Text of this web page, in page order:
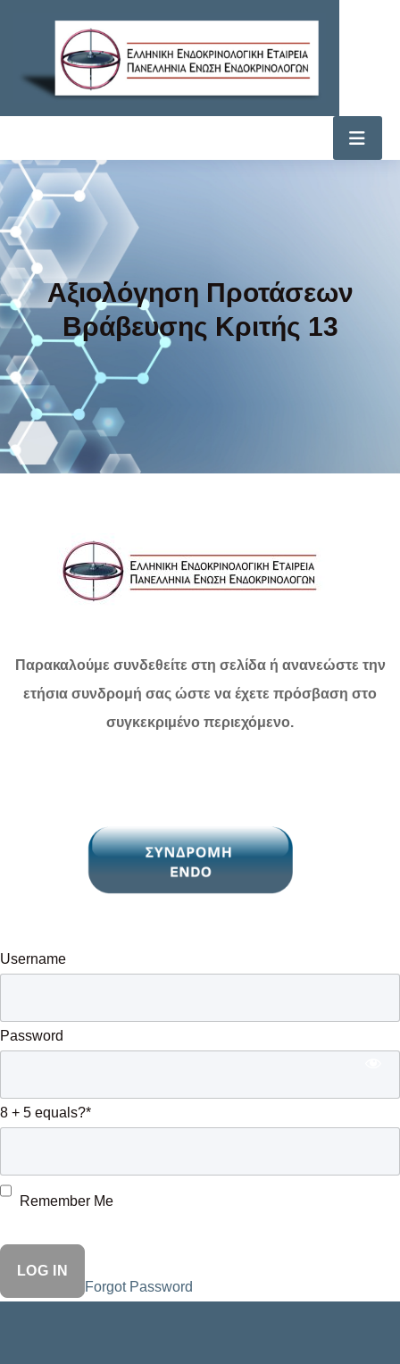
Αξιολόγηση Προτάσεων
Βράβευσης Κριτής 13
Παρακαλούμε συνδεθείτε στη σελίδα ή ανανεώστε την
ετήσια συνδρομή σας ώστε να έχετε πρόσβαση στο
συγκεκριμένο περιεχόμενο.
Username
Password
8 + 5 equals?*
Remember Me
Forgot Password